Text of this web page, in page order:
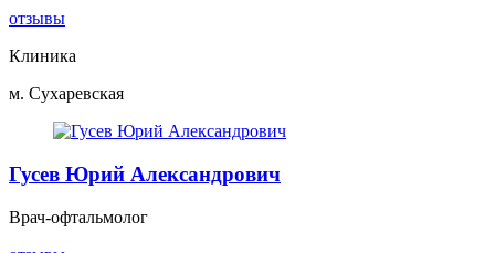
отзывы
Клиника
м. Сухаревская
Гусев Юрий Александрович
Врач-офтальмолог